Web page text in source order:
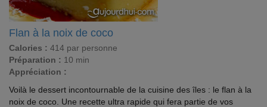
Flan à la noix de coco
Calories : 414 par personne
Préparation : 10 min
Appréciation :
Voilà le dessert incontournable de la cuisine des îles : le flan à la
noix de coco. Une recette ultra rapide qui fera partie de vos